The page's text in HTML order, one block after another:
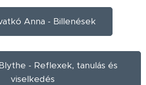
Anna - Billenések
- Reflexek, tanulás és
viselkedés